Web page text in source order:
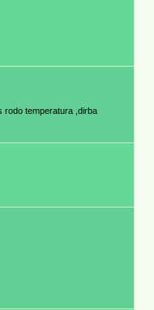
rodo temperatura ,dirba